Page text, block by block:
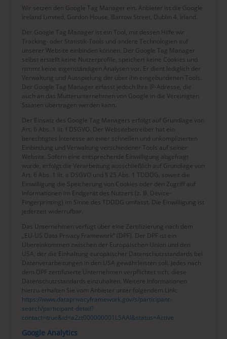
Wir setzen den Google Tag Manager ein. Anbieter ist die Google
Ireland Limited, Gordon House, Barrow Street, Dublin 4, Irland.
Der Google Tag Manager ist ein Tool, mit dessen Hilfe wir
Tracking- oder Statistik-Tools und andere Technologien auf
unserer Website einbinden können. Der Google Tag Manager
selbst erstellt keine Nutzerprofile, speichert keine Cookies und
nimmt keine eigenständigen Analysen vor. Er dient lediglich der
Verwaltung und Ausspielung der über ihn eingebundenen Tools.
Der Google Tag Manager erfasst jedoch Ihre IP-Adresse, die
auch an das Mutterunternehmen von Google in die Vereinigten
Staaten übertragen werden kann.
Der Einsatz des Google Tag Managers erfolgt auf Grundlage von
Art. 6 Abs. 1 lit. f DSGVO. Der Websitebetreiber hat ein
berechtigtes Interesse an einer schnellen und unkomplizierten
Einbindung und Verwaltung verschiedener Tools auf seiner
Website. Sofern eine entsprechende Einwilligung abgefragt
wurde, erfolgt die Verarbeitung ausschließlich auf Grundlage von
Art. 6 Abs. 1 lit. a DSGVO und § 25 Abs. 1 TDDDG, soweit die
Einwilligung die Speicherung von Cookies oder den Zugriff auf
Informationen im Endgerät des Nutzers (z. B. Device-
Fingerprinting) im Sinne des TDDDG umfasst. Die Einwilligung ist
jederzeit widerrufbar.
Das Unternehmen verfügt über eine Zertifizierung nach dem
„EU-US Data Privacy Framework“ (DPF). Der DPF ist ein
Übereinkommen zwischen der Europäischen Union und den
USA, der die Einhaltung europäischer Datenschutzstandards bei
Datenverarbeitungen in den USA gewährleisten soll. Jedes nach
dem DPF zertifizierte Unternehmen verpflichtet sich, diese
Datenschutzstandards einzuhalten. Weitere Informationen
hierzu erhalten Sie vom Anbieter unter folgendem Link:
https://www.dataprivacyframework.gov/s/participant-
search/participant-detail?
contact=true&id=a2zt000000001L5AAI&status=Active
Google Analytics